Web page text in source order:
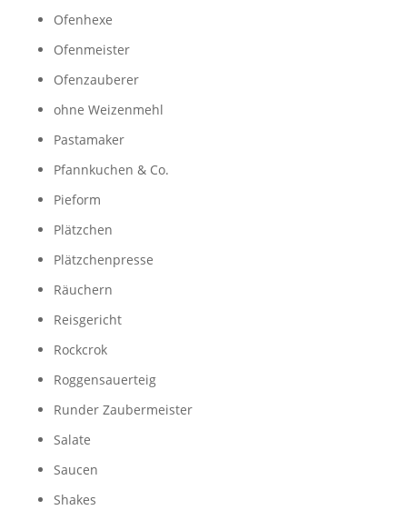
Ofenhexe
Ofenmeister
Ofenzauberer
ohne Weizenmehl
Pastamaker
Pfannkuchen & Co.
Pieform
Plätzchen
Plätzchenpresse
Räuchern
Reisgericht
Rockcrok
Roggensauerteig
Runder Zaubermeister
Salate
Saucen
Shakes